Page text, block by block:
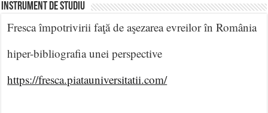
INSTRUMENT DE STUDIU
Fresca împotrivirii faţă de aşezarea evreilor în România
hiper-bibliografia unei perspective
https://fresca.piatauniversitatii.com/